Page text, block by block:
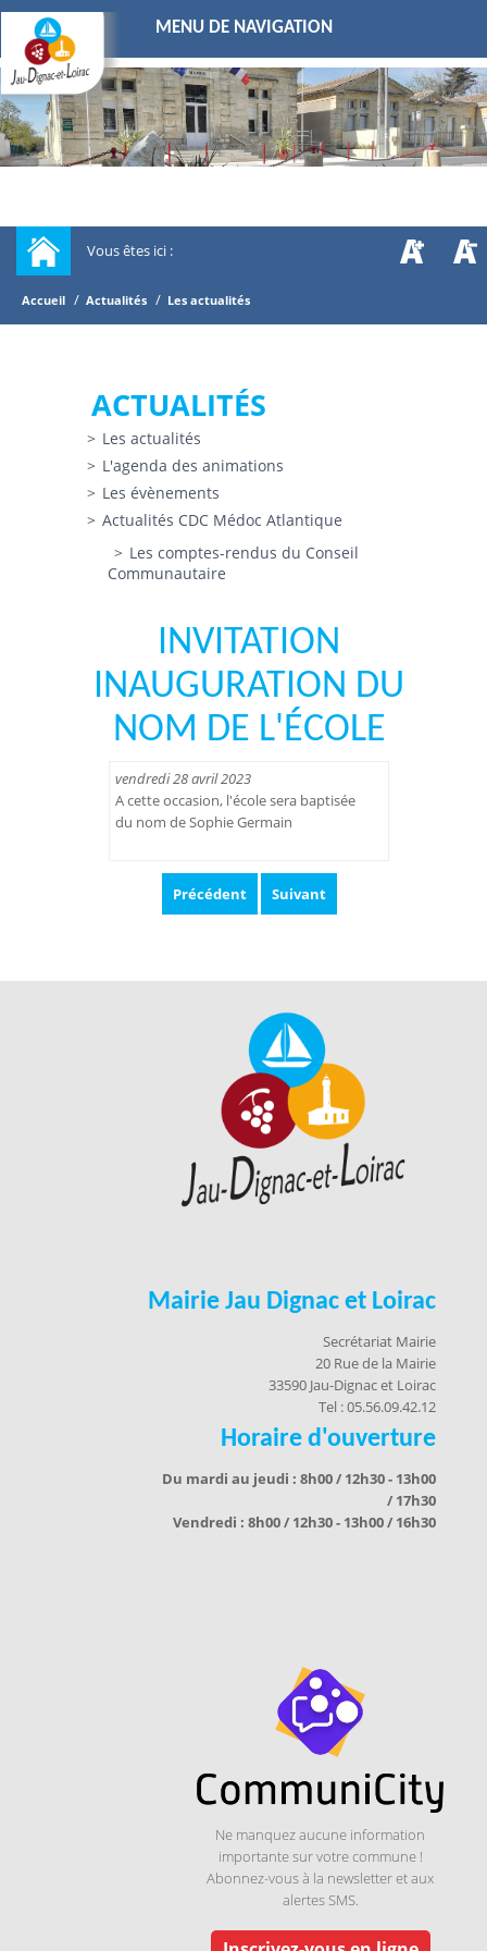
MENU DE NAVIGATION
Vous êtes ici :
Accueil / Actualités / Les actualités
ACTUALITÉS
Les actualités
L'agenda des animations
Les évènements
Actualités CDC Médoc Atlantique
Les comptes-rendus du Conseil
Communautaire
INVITATION
INAUGURATION DU
NOM DE L'ÉCOLE
vendredi 28 avril 2023
A cette occasion, l'école sera baptisée
du nom de Sophie Germain
Précédent Suivant
Mairie Jau Dignac et Loirac
Secrétariat Mairie
20 Rue de la Mairie
33590 Jau-Dignac et Loirac
Tel : 05.56.09.42.12
Horaire d'ouverture
Du mardi au jeudi : 8h00 / 12h30 - 13h00
/ 17h30
Vendredi : 8h00 / 12h30 - 13h00 / 16h30
Ne manquez aucune information
importante sur votre commune !
Abonnez-vous à la newsletter et aux
alertes SMS.